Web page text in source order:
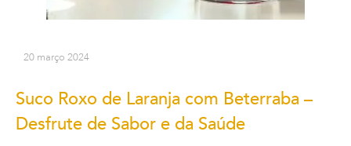
20 março 2024
Suco Roxo de Laranja com Beterraba –
Desfrute de Sabor e da Saúde